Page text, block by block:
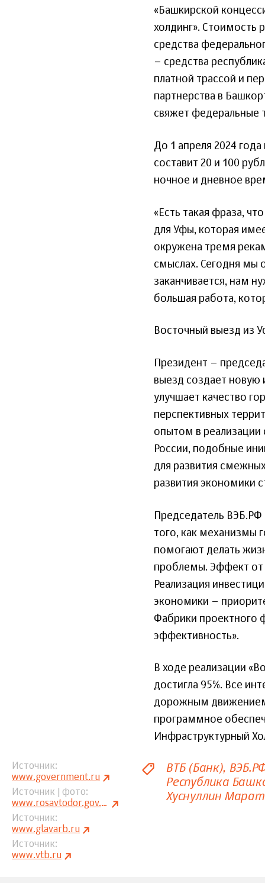
«Башкирской
холдинг». Стоимость
средства
– средства
платной трассой и
партнерства в
свяжет федеральные
До 1 апреля 2024
составит 20 и 100
ночное и дневное
«Есть такая фраза,
для Уфы, которая
окружена тремя
смыслах. Сегодня мы
заканчивается, нам
большая работа,
Восточный выезд из
Президент –
выезд создает новую
улучшает качество
перспективных
опытом в реализации
России, подобные
для развития
развития экономики
Председатель
того, как механизмы
помогают делать
проблемы. Эффект от
Реализация
экономики –
Фабрики проектного
эффективность».
В ходе реализации
достигла 95%. Все
дорожным движением
программное
Инфраструктурный
Источник
www.government.ru
Источник | фото
www.rosavtodor.gov.ru
Источник
www.glavarb.ru
Источник
www.vtb.ru
ВТБ (Банк)
Республика
Хуснуллин Марат